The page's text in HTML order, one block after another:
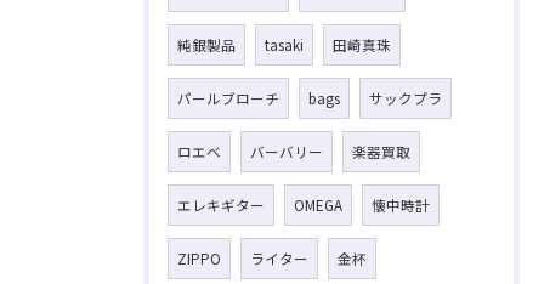
純銀製品 tasaki 田崎真珠
パールブローチ bags サックプラ
ロエベ バーバリー 楽器買取
エレキギター OMEGA 懐中時計
ZIPPO ライター 金杯